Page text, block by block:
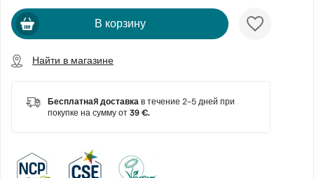
В корзину
Найти в магазине
Бесплатная доставкав течение 2-5 дней при
покупке на сумму от39 €.